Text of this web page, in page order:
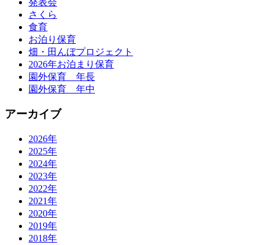
さくら
食育
お泊り保育
畑・田んぼプロジェクト
2026年お泊まり保育
園外保育 年長
園外保育 年中
アーカイブ
2026年
2025年
2024年
2023年
2022年
2021年
2020年
2019年
2018年